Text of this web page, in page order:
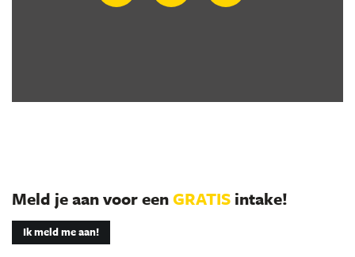
Meld je aan voor eenGRATIS intake!
Ik meld me aan!